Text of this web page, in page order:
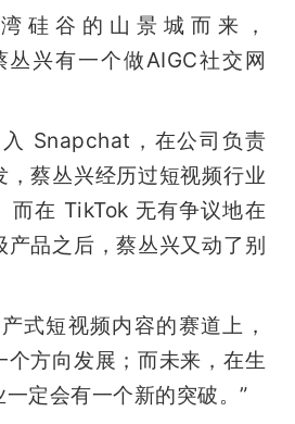
硅谷的山景城而来，
兴有一个做AIGC社交网
Snapchat，在公司负责
，蔡丛兴经历过短视频行业
而在 TikTok 无有争议地在
产品之后，蔡丛兴又动了别
式短视频内容的赛道上，
个方向发展；而未来，在生
定会有一个新的突破。”